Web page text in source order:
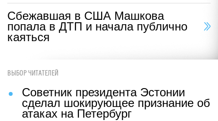
Сбежавшая в США Машкова
попала в ДТП и начала публично
каяться
ВЫБОР ЧИТАТЕЛЕЙ
Советник президента Эстонии
сделал шокирующее признание об
атаках на Петербург